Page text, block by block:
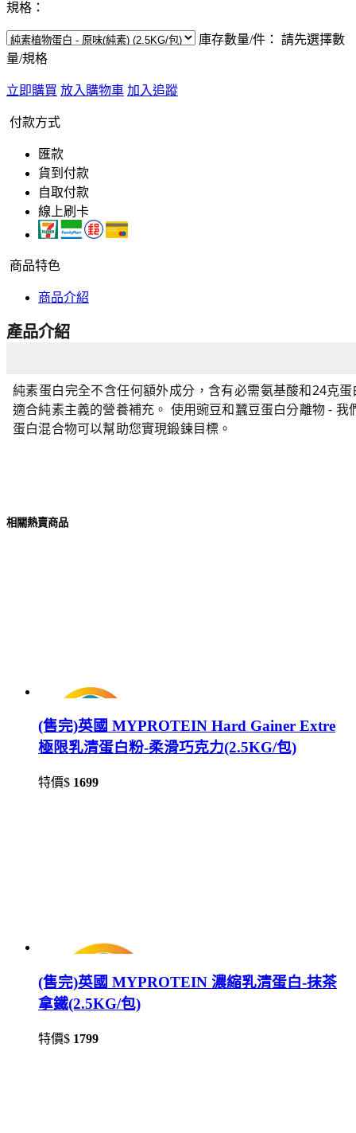
規格：
庫存數量/件： 請先選擇數
量/規格
立即購買 放入購物車 加入追蹤
付款方式
匯款
貨到付款
自取付款
線上刷卡
商品特色
商品介紹
產品介紹
純素蛋白完全不含任何額外成分，含有必需氨基酸和24克蛋
適合純素主義的營養補充。 使用豌豆和蠶豆蛋白分離物 - 我
蛋白混合物可以幫助您實現鍛鍊目標。
相關熱賣商品
(售完)英國 MYPROTEIN Hard Gainer Extre
極限乳清蛋白粉-柔滑巧克力(2.5KG/包)
特價$ 1699
(售完)英國 MYPROTEIN 濃縮乳清蛋白-抹茶
拿鐵(2.5KG/包)
特價$ 1799